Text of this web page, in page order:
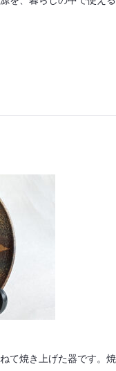
て焼き上げた器です。焼